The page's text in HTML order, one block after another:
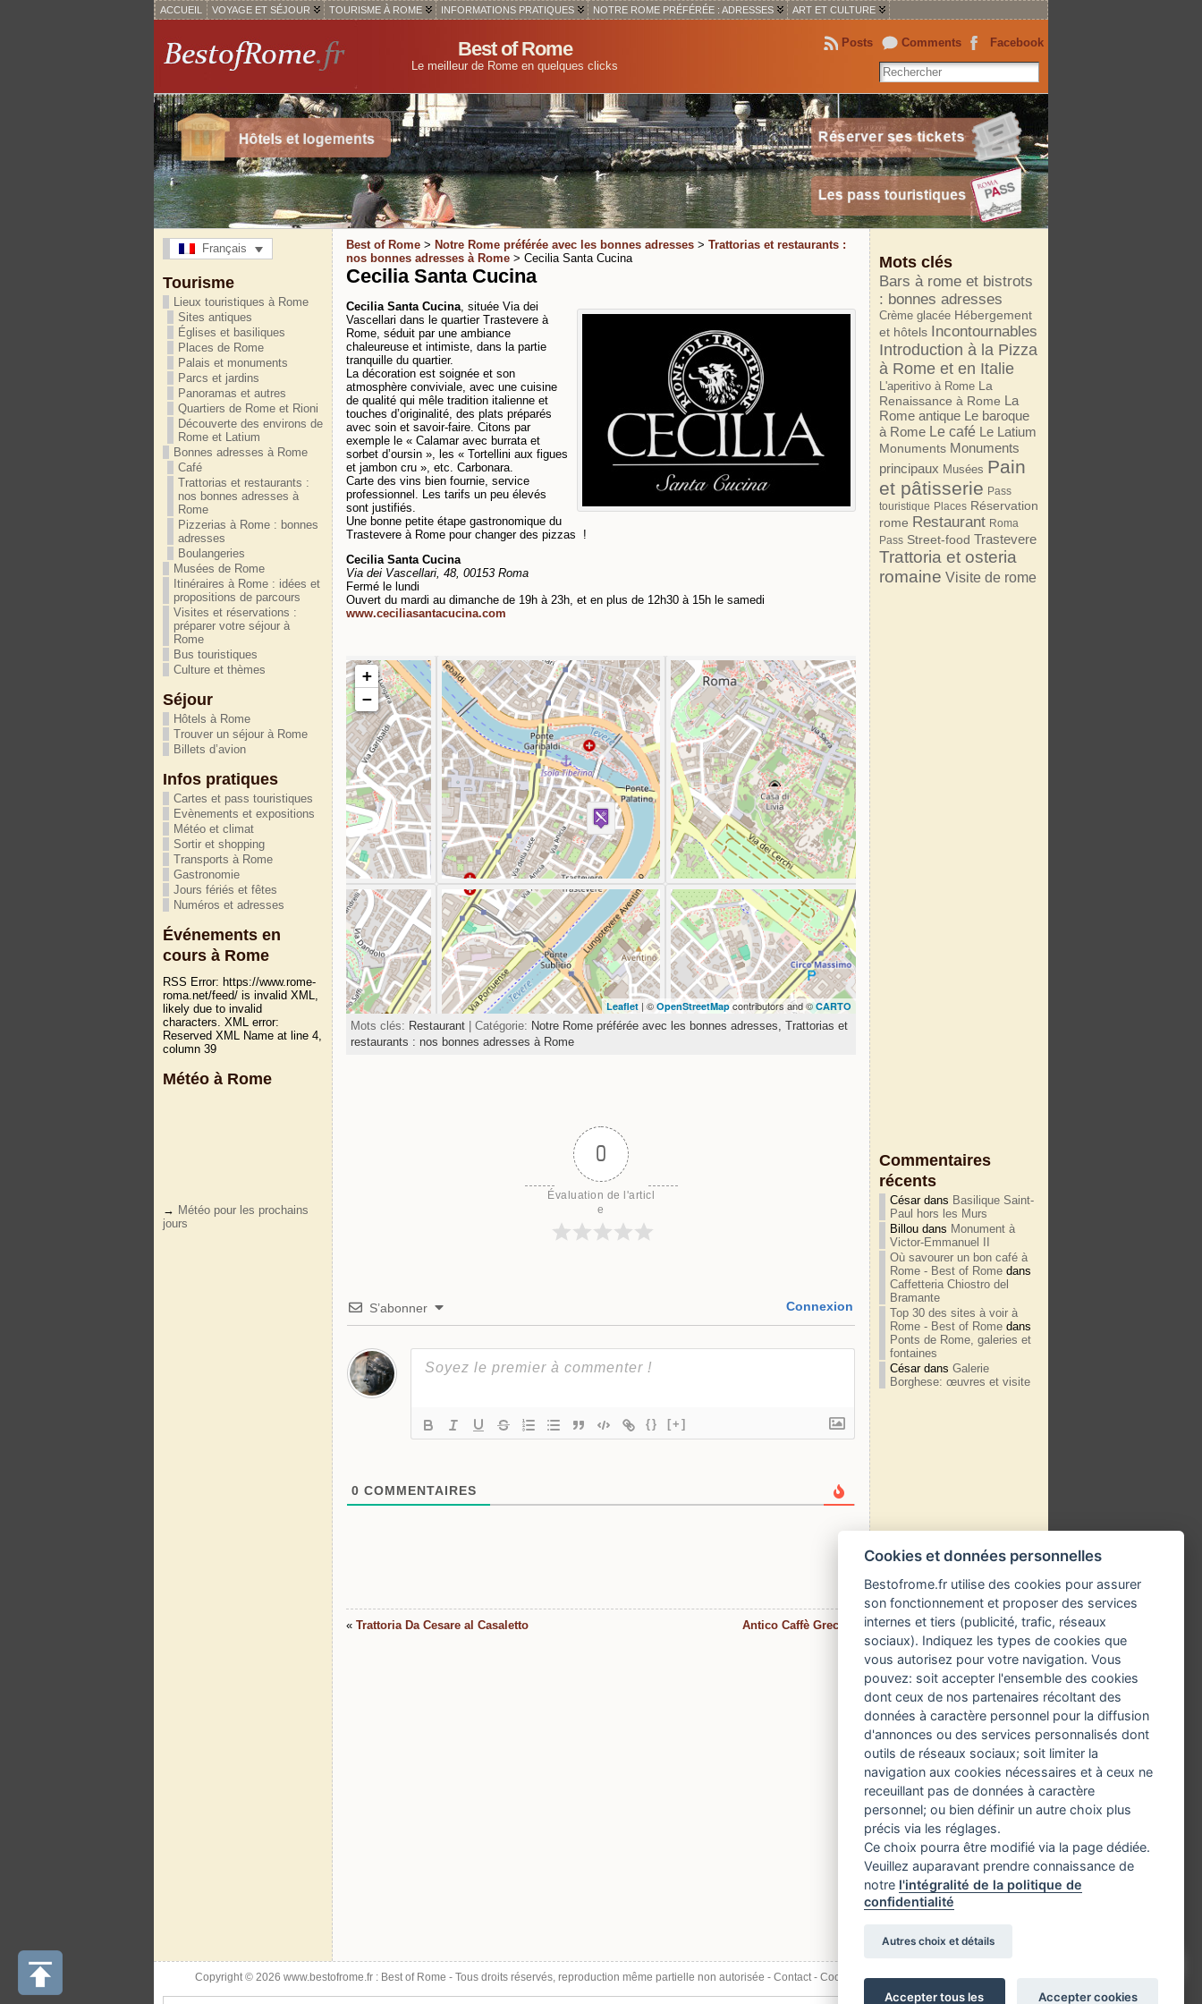
ACCUEIL VOYAGE ET SÉJOUR TOURISME À ROME INFORMATIONS PRATIQUES NOTRE ROME PRÉFÉRÉE : ADRESSES ART ET CULTURE
Best of Rome
Le meilleur de Rome en quelques clicks
Facebook
Comments
Posts
Français
Tourisme
Lieux touristiques à Rome
Sites antiques
Églises et basiliques
Places de Rome
Palais et monuments
Parcs et jardins
Panoramas et autres
Quartiers de Rome et Rioni
Découverte des environs de
Rome et Latium
Bonnes adresses à Rome
Café
Trattorias et restaurants :
nos bonnes adresses à
Rome
Pizzerias à Rome : bonnes
adresses
Boulangeries
Musées de Rome
Itinéraires à Rome : idées et
propositions de parcours
Visites et réservations :
préparer votre séjour à
Rome
Bus touristiques
Culture et thèmes
Séjour
Hôtels à Rome
Trouver un séjour à Rome
Billets d’avion
Infos pratiques
Cartes et pass touristiques
Evènements et expositions
Météo et climat
Sortir et shopping
Transports à Rome
Gastronomie
Jours fériés et fêtes
Numéros et adresses
Événements en
cours à Rome
RSS Error: https://www.rome-
roma.net/feed/ is invalid XML,
likely due to invalid
characters. XML error:
Reserved XML Name at line 4,
column 39
Météo à Rome
→ Météo pour les prochains
jours
Best of Rome > Notre Rome préférée avec les bonnes adresses > Trattorias et restaurants :
nos bonnes adresses à Rome > Cecilia Santa Cucina
Cecilia Santa Cucina
Cecilia Santa Cucina , située Via dei
Vascellari dans le quartier Trastevere à
Rome, séduit par une ambiance
chaleureuse et intimiste, dans la partie
tranquille du quartier.
La décoration est soignée et son
atmosphère conviviale, avec une cuisine
de qualité qui mêle tradition italienne et
touches d’originalité, des plats préparés
avec soin et savoir-faire. Citons par
exemple le « Calamar avec burrata et
sorbet d’oursin », les « Tortellini aux figues
et jambon cru », etc. Carbonara.
Carte des vins bien fournie, service
professionnel. Les tarifs un peu élevés
sont justifiés.
Une bonne petite étape gastronomique du
Trastevere à Rome pour changer des pizzas !
Cecilia Santa Cucina
Via dei Vascellari, 48, 00153 Roma
Fermé le lundi
Ouvert du mardi au dimanche de 19h à 23h, et en plus de 12h30 à 15h le samedi
www.ceciliasantacucina.com
Travelers' Map is loading...
If you see this after your page is loaded completely,
leafletJS files are missing.
+
−
Leaflet | © OpenStreetMapcontributors and ©CARTO
Mots clés: Restaurant | Catégorie: Notre Rome préférée avec les bonnes adresses, Trattorias et
restaurants : nos bonnes adresses à Rome
0
Évaluation de l'articl
e
S’abonner Connexion
{} [+]
0 COMMENTAIRES
« Trattoria Da Cesare al Casaletto Antico Caffè Greco
Mots clés
Bars à rome et bistrots
: bonnes adresses
Crème glacée Hébergement
et hôtels Incontournables
Introduction à la Pizza
à Rome et en Italie
L'aperitivo à Rome La
Renaissance à Rome La
Rome antique Le baroque
à Rome Le café Le Latium
Monuments Monuments
principaux Musées Pain
et pâtisserie Pass
touristique Places Réservation
rome Restaurant Roma
Pass Street-food Trastevere
Trattoria et osteria
romaine Visite de rome
Commentaires
récents
Césardans Basilique Saint-
Paul hors les Murs
Billou dans Monument à
Victor-Emmanuel II
Où savourer un bon café à
Rome - Best of Rome dans
Caffetteria Chiostro del
Bramante
Top 30 des sites à voir à
Rome - Best of Rome dans
Ponts de Rome, galeries et
fontaines
Césardans Galerie
Borghese: œuvres et visite
Copyright © 2026 www.bestofrome.fr : Best of Rome - Tous droits réservés, reproduction même partielle non autorisée - Contact- Cookies, informations et confidentialité
Cookies et données personnelles
Bestofrome.fr utilise des cookies pour assurer
son fonctionnement et proposer des services
internes et tiers (publicité, trafic, réseaux
sociaux). Indiquez les types de cookies que
vous autorisez pour votre navigation. Vous
pouvez: soit accepter l'ensemble des cookies
dont ceux de nos partenaires récoltant des
données à caractère personnel pour la diffusion
d'annonces ou des services personnalisés dont
outils de réseaux sociaux; soit limiter la
navigation aux cookies nécessaires et à ceux ne
receuillant pas de données à caractère
personnel; ou bien définir un autre choix plus
précis via les réglages.
Ce choix pourra être modifié via la page dédiée.
Veuillez auparavant prendre connaissance de
notre l'intégralité de la politique de
confidentialité
Autres choix et détails
Accepter tous les
Accepter cookies